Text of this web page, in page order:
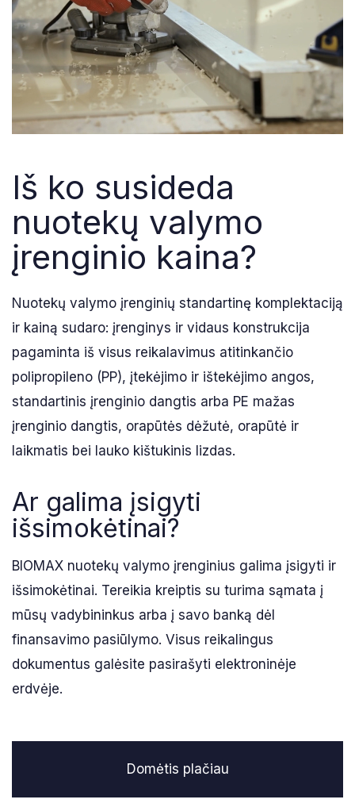
Iš ko susideda
nuotekų valymo
įrenginio kaina?
Nuotekų valymo įrenginių standartinę komplektaciją
ir kainą sudaro: įrenginys ir vidaus konstrukcija
pagaminta iš visus reikalavimus atitinkančio
polipropileno (PP), įtekėjimo ir ištekėjimo angos,
standartinis įrenginio dangtis arba PE mažas
įrenginio dangtis, orapūtės dėžutė, orapūtė ir
laikmatis bei lauko kištukinis lizdas.
Ar galima įsigyti
išsimokėtinai?
BIOMAX nuotekų valymo įrenginius galima įsigyti ir
išsimokėtinai. Tereikia kreiptis su turima sąmata į
mūsų vadybininkus arba į savo banką dėl
finansavimo pasiūlymo. Visus reikalingus
dokumentus galėsite pasirašyti elektroninėje
erdvėje.
Domėtis plačiau